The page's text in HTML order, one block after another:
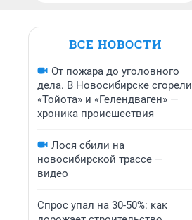
ВСЕ НОВОСТИ
От пожара до уголовного
дела. В Новосибирске сгорели
«Тойота» и «Гелендваген» —
хроника происшествия
Лося сбили на
новосибирской трассе —
видео
Спрос упал на 30-50%: как